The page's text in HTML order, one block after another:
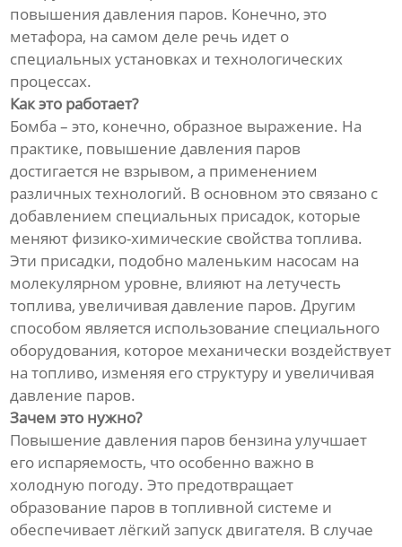
повышения давления паров. Конечно, это
метафора, на самом деле речь идет о
специальных установках и технологических
процессах.
Как это работает?
Бомба – это, конечно, образное выражение. На
практике, повышение давления паров
достигается не взрывом, а применением
различных технологий. В основном это связано с
добавлением специальных присадок, которые
меняют физико-химические свойства топлива.
Эти присадки, подобно маленьким насосам на
молекулярном уровне, влияют на летучесть
топлива, увеличивая давление паров. Другим
способом является использование специального
оборудования, которое механически воздействует
на топливо, изменяя его структуру и увеличивая
давление паров.
Зачем это нужно?
Повышение давления паров бензина улучшает
его испаряемость, что особенно важно в
холодную погоду. Это предотвращает
образование паров в топливной системе и
обеспечивает лёгкий запуск двигателя. В случае